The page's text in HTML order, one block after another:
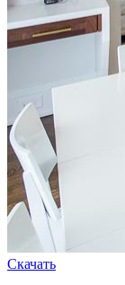
Скачать